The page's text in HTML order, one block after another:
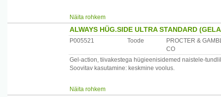
Optimasorb ultra sisemus imab vedeliku ülikiiresti ja
Flexi tiivakesed järgivad teie püksikute kuju ning side
Näita rohkem
ALWAYS HÜG.SIDE ULTRA STANDARD
P005521 Toode
PROCTER &
CO
Gel-action, tiivakestega hügieenisidemed naistele-
Soovitav kasutamine: keskmine voolus.
Näita rohkem